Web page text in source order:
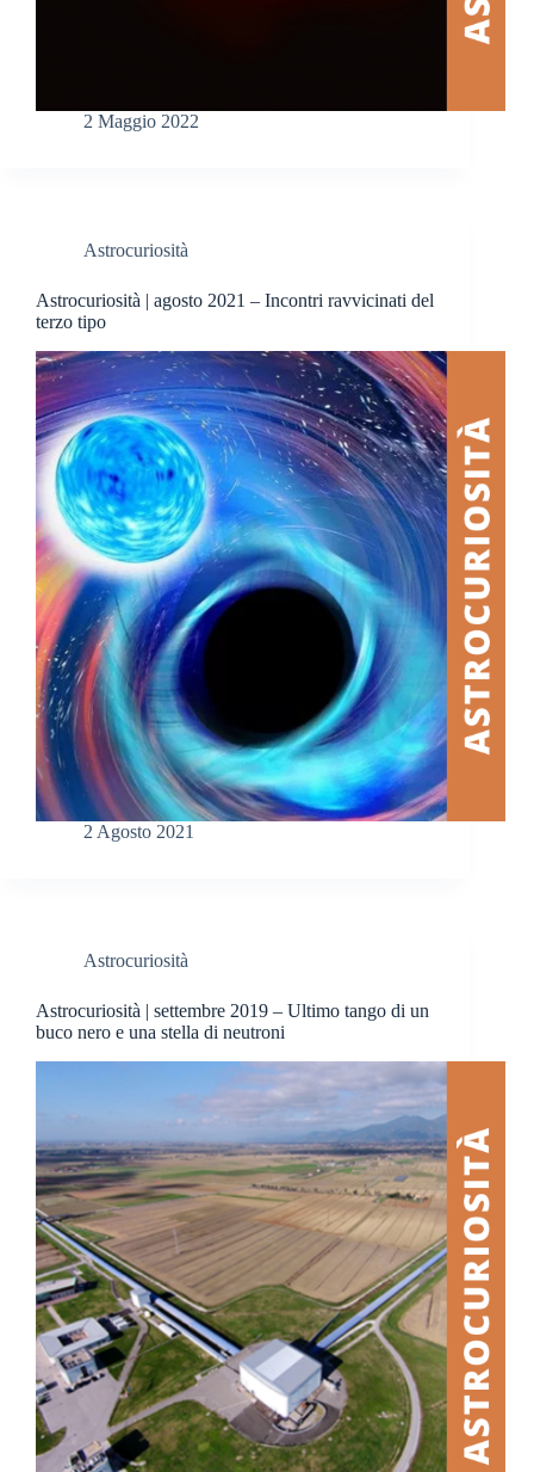
2 Maggio 2022
Astrocuriosità
Astrocuriosità | agosto 2021 – Incontri ravvicinati del
terzo tipo
2 Agosto 2021
Astrocuriosità
Astrocuriosità | settembre 2019 – Ultimo tango di un
buco nero e una stella di neutroni